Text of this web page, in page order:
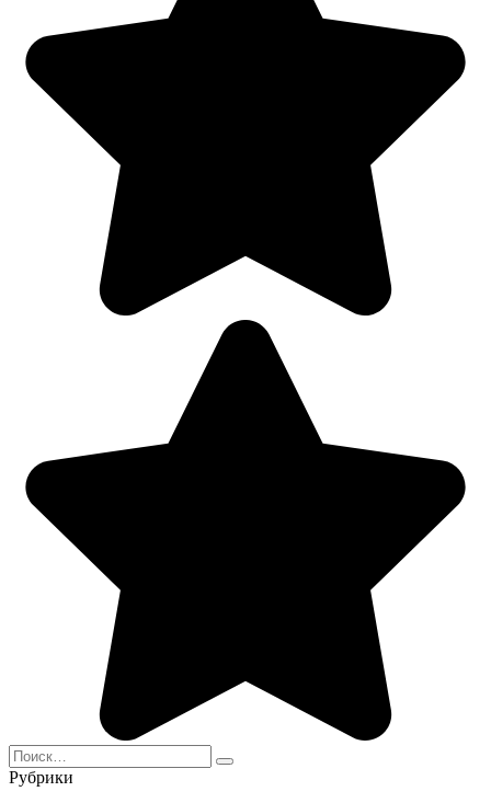
Search
for:
Рубрики